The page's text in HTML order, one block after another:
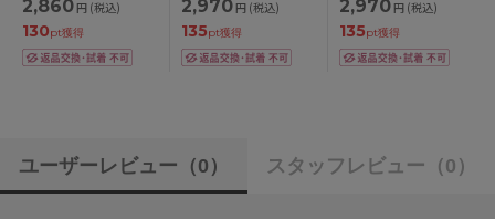
ーツ M/L/LL
2,860 円 (税込)
130pt獲得
2,970 円 (税込)
135pt獲得
ツ M/L
2,970 円 (税込)
135pt獲得
ユーザーレビュー （0） スタッフレビュー （0）